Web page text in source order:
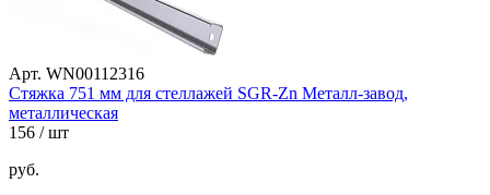
Арт. WN00112316
Стяжка 751 мм для стеллажей SGR-Zn Металл-завод,
металлическая
156 / шт
руб.